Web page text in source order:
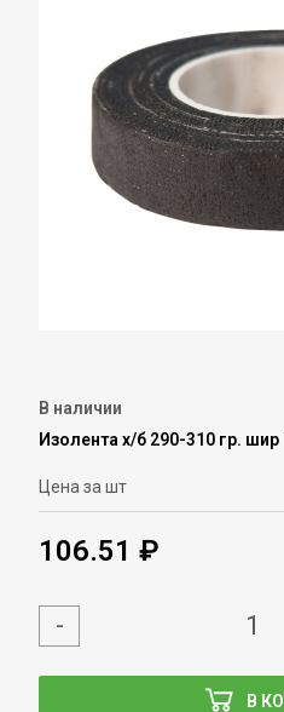
В наличии
Изолента х/б 290-310 гр.
Цена за шт
106.51 ₽
В
-